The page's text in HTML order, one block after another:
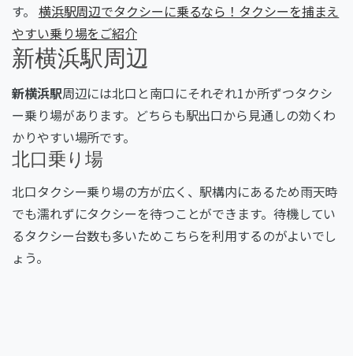
す。 横浜駅周辺でタクシーに乗るなら！タクシーを捕まえ
やすい乗り場をご紹介
新横浜駅周辺
新横浜駅周辺には北口と南口にそれぞれ1か所ずつタクシ
ー乗り場があります。どちらも駅出口から見通しの効くわ
かりやすい場所です。
北口乗り場
北口タクシー乗り場の方が広く、駅構内にあるため雨天時
でも濡れずにタクシーを待つことができます。待機してい
るタクシー台数も多いためこちらを利用するのがよいでし
ょう。